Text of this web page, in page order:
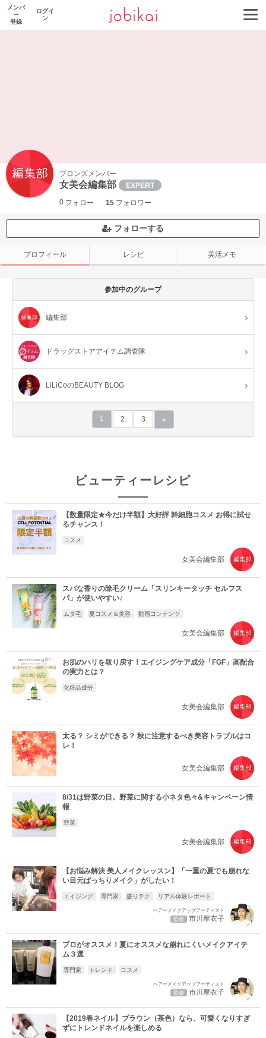
メンバ
ー
登録
ログイ
ン
ブロンズメンバー
女美会編集部 EXPERT
0 フォロー 15 フォロワー
フォローする
プロフィール レシピ 美活メモ
参加中のグループ
編集部
ドラッグストアアイテム調査隊
LiLiCoのBEAUTY BLOG
1 2 3 »
ビューティーレシピ
【数量限定★今だけ半額】大好評 幹細胞コスメ お得に試せ
るチャンス！
コスメ
女美会編集部
スパな香りの除毛クリーム「スリンキータッチ セルフス
パ」が使いやすい♪
ムダ毛 夏コスメ＆美容 動画コンテンツ
女美会編集部
お肌のハリを取り戻す！エイジングケア成分「FGF」高配合
の実力とは？
化粧品成分
女美会編集部
太る？ シミができる？ 秋に注意するべき美容トラブルはコ
レ！
女美会編集部
8/31は野菜の日。野菜に関する小ネタ色々&キャンペーン情
報
野菜
女美会編集部
【お悩み解決 美人メイクレッスン】「一重の夏でも崩れな
い目元ぱっちりメイク」がしたい！
エイジング 専門家 盛りテク リアル体験レポート
ヘアーメイクアップアーティスト
監修 市川摩衣子
プロがオススメ！夏にオススメな崩れにくいメイクアイテ
ム３選
専門家 トレンド コスメ
ヘアーメイクアップアーティスト
監修 市川摩衣子
【2019春ネイル】ブラウン（茶色）なら、可愛くなりすぎ
ずにトレンドネイルを楽しめる